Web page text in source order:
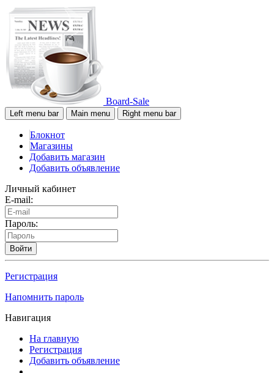
Board-Sale
Left menu bar Main menu Right menu bar
Блокнот
Магазины
Добавить магазин
Добавить объявление
Личный кабинет
E-mail:
Пароль:
Войти
Регистрация
Напомнить пароль
Навигация
На главную
Регистрация
Добавить объявление